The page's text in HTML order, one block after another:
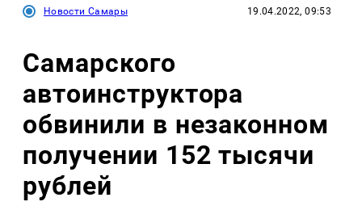
Новости Самары 19.04.2022, 09:53
Самарского
автоинструктора
обвинили в незаконном
получении 152 тысячи
рублей